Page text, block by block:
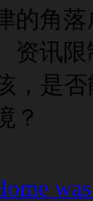
的角
资讯
，是
？